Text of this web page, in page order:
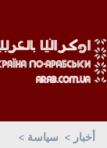
أخبار سياسة